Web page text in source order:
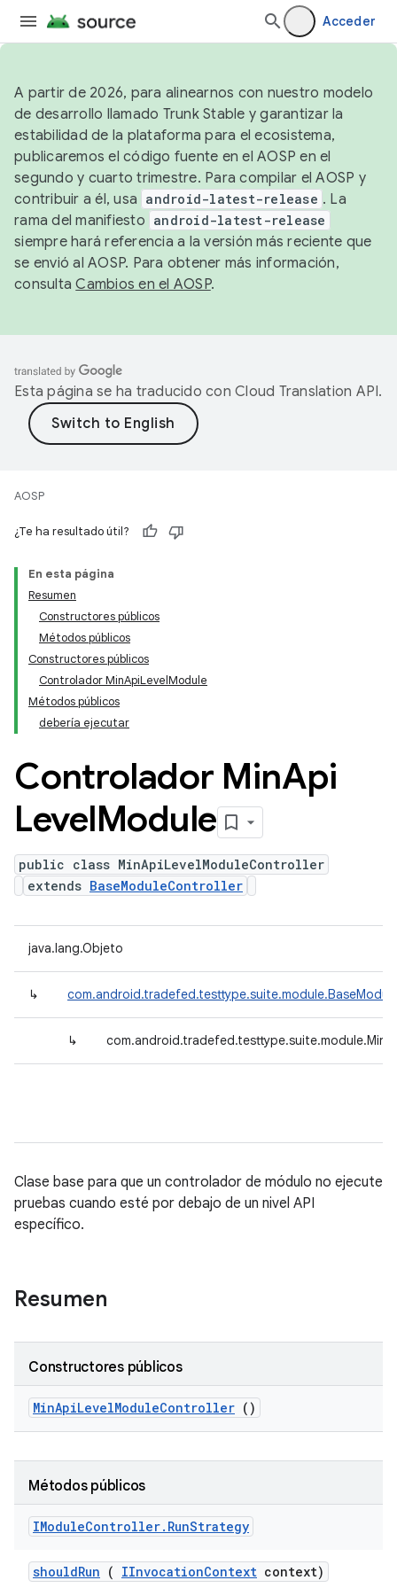
Acceder
A partir de 2026, para alinearnos con nuestro modelo
de desarrollo llamado Trunk Stable y garantizar la
estabilidad de la plataforma para el ecosistema,
publicaremos el código fuente en el AOSP en el
segundo y cuarto trimestre. Para compilar el AOSP y
contribuir a él, usa android-latest-release . La
rama del manifiesto android-latest-release
siempre hará referencia a la versión más reciente que
se envió al AOSP. Para obtener más información,
consultaCambios en el AOSP.
Esta página se ha traducido con Cloud Translation API.
AOSP
¿Te ha resultado útil?
En esta página
Resumen
Constructores públicos
Métodos públicos
Constructores públicos
Controlador MinApiLevelModule
Métodos públicos
debería ejecutar
Controlador MinApi
LevelModule
public class MinApiLevelModuleController
extends BaseModuleController
java.lang.Objeto
↳
↳
Clase base para que un controlador de módulo no ejecute
pruebas cuando esté por debajo de un nivel API
específico.
Resumen
Constructores públicos
MinApiLevelModuleController ()
Métodos públicos
IModuleController. RunStrategy
shouldRun ( IInvocationContext context)